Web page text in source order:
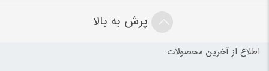
پرش به بالا
اطلاع از آخرین محصولات: